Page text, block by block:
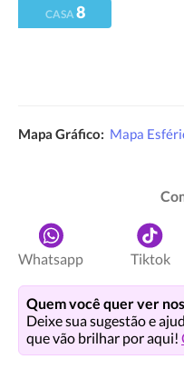
CASA8
Mapa Gráfico: Mapa
Whatsapp Tiktok
Quem você quer ver
Deixe sua sugestão e
que vão brilhar por aqui!